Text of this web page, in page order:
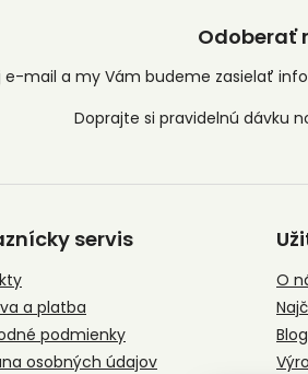
Odoberať
e-mail a my Vám budeme zasielať
servis
a platba
podmienky
osobných údajov
O
Blog